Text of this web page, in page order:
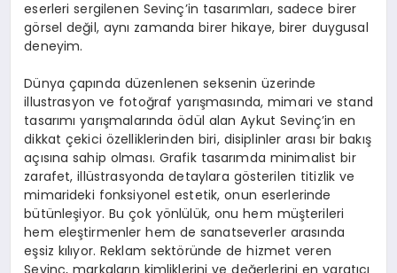
eserleri sergilenen Sevinç’in tasarımları, sadece birer
görsel değil, aynı zamanda birer hikaye, birer duygusal
deneyim.
Dünya çapında düzenlenen seksenin üzerinde
illustrasyon ve fotoğraf yarışmasında, mimari ve stand
tasarımı yarışmalarında ödül alan Aykut Sevinç’in en
dikkat çekici özelliklerinden biri, disiplinler arası bir bakış
açısına sahip olması. Grafik tasarımda minimalist bir
zarafet, illüstrasyonda detaylara gösterilen titizlik ve
mimarideki fonksiyonel estetik, onun eserlerinde
bütünleşiyor. Bu çok yönlülük, onu hem müşterileri
hem eleştirmenler hem de sanatseverler arasında
eşsiz kılıyor. Reklam sektöründe de hizmet veren
Sevinç, markaların kimliklerini ve değerlerini en yaratıcı